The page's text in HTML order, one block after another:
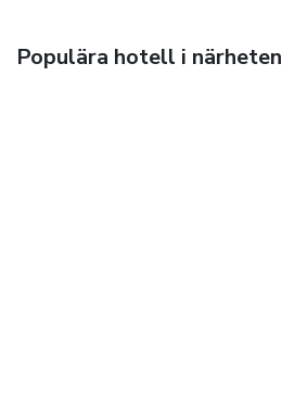
Populära hotell i närheten